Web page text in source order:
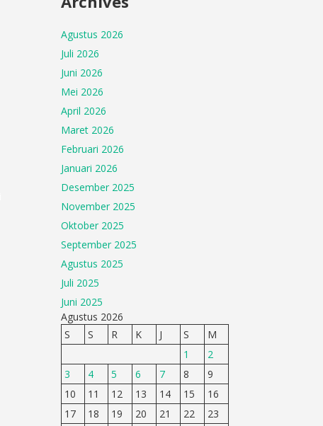
Agustus 2026
Juli 2026
Juni 2026
Mei 2026
April 2026
Maret 2026
Februari 2026
Januari 2026
Desember 2025
November 2025
Oktober 2025
September 2025
Agustus 2025
Juli 2025
Juni 2025
Agustus 2026
S
S R K J S
M
1
2
3
4 5 6 7 8
9
10
11 12 13 14 15
16
17
18 19 20 21 22
23